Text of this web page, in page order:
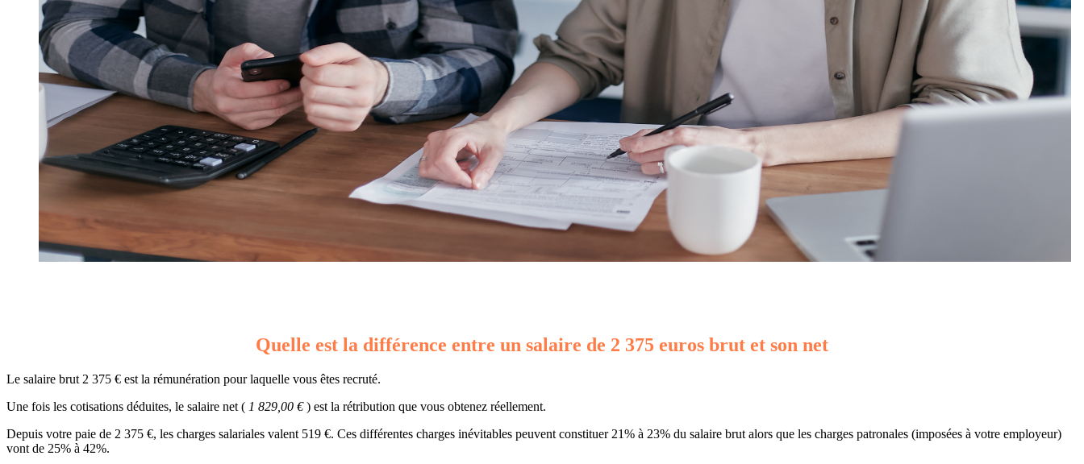
Quelle est la différence entre un salaire de 2 375 euros brut et son net
Le salaire brut 2 375 € est la rémunération pour laquelle vous êtes recruté.
Une fois les cotisations déduites, le salaire net ( 1 829,00 €) est la rétribution que vous obtenez réellement.
Depuis votre paie de 2 375 €, les charges salariales valent 519 €. Ces différentes charges inévitables peuvent constituer 21% à 23% du salaire brut alors que les charges patronales (imposées à votre employeur)
vont de 25% à 42%.